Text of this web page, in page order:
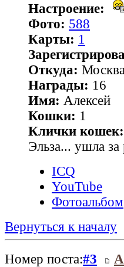
Настроение:
Фото: 588
Карты: 1
Откуда: Москва
Награды: 16
Имя: Алексей
Кошки: 1
Клички кошек:
Эльза... ушла за
ICQ
YouTube
Фотоальбом
Вернуться к началу
Номер поста:#3